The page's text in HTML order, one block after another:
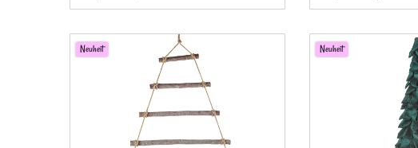
Neuheit Neuheit